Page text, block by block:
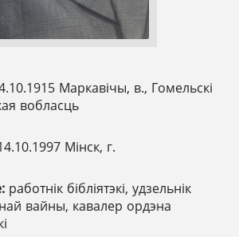
Маркавічы, в., Гомельскі
вобласць
Мінск, г.
работнік бібліятэкі, удзельнік
вайны, кавалер ордэна